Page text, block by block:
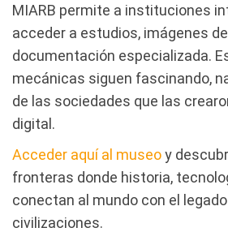
MIARB permite a instituciones
acceder a estudios, imágenes
documentación especializada.
mecánicas siguen fascinando,
de las sociedades que las
digital.
Acceder aquí al museoy
fronteras donde historia,
conectan al mundo con el
civilizaciones.